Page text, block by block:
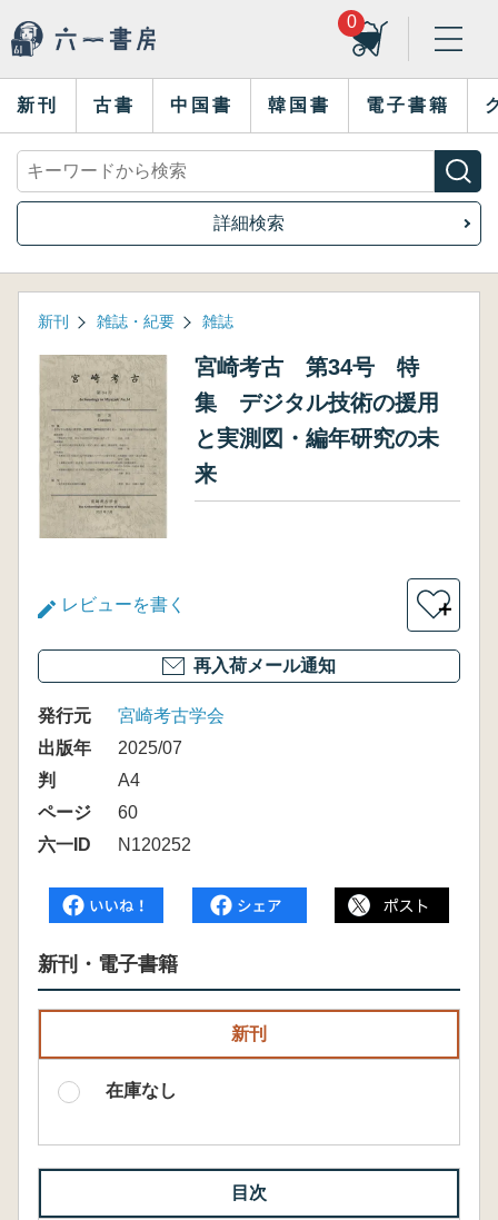
0
新刊 古書 中国書 韓国書 電子書籍
詳細検索
新刊 雑誌・紀要 雑誌
宮崎考古 第34号 特
集 デジタル技術の援用
と実測図・編年研究の未
来
レビューを書く ＋
再入荷メール通知
発行元
宮崎考古学会
出版年
2025/07
判
A4
ページ
60
六一ID
N120252
新刊・電子書籍
新刊
在庫なし
目次